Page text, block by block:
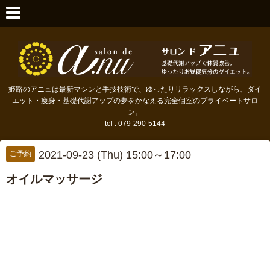
姫路のアニュは最新マシンと手技技術で、ゆったりリラックスしながら、ダイ
エット・痩身・基礎代謝アップの夢をかなえる完全個室のプライベートサロ
ン。
tel : 079-290-5144
ご予約 2021-09-23 (Thu) 15:00～17:00
オイルマッサージ